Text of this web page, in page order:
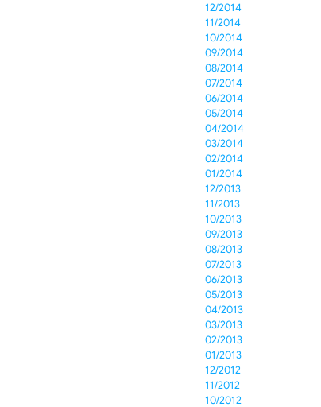
12/2014
11/2014
10/2014
09/2014
08/2014
07/2014
06/2014
05/2014
04/2014
03/2014
02/2014
01/2014
12/2013
11/2013
10/2013
09/2013
08/2013
07/2013
06/2013
05/2013
04/2013
03/2013
02/2013
01/2013
12/2012
11/2012
10/2012